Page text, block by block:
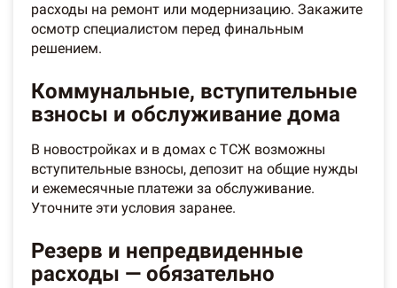
расходы на ремонт или модернизацию. Закажите
осмотр специалистом перед финальным
решением.
Коммунальные, вступительные
взносы и обслуживание дома
В новостройках и в домах с ТСЖ возможны
вступительные взносы, депозит на общие нужды
и ежемесячные платежи за обслуживание.
Уточните эти условия заранее.
Резерв и непредвиденные
расходы — обязательно